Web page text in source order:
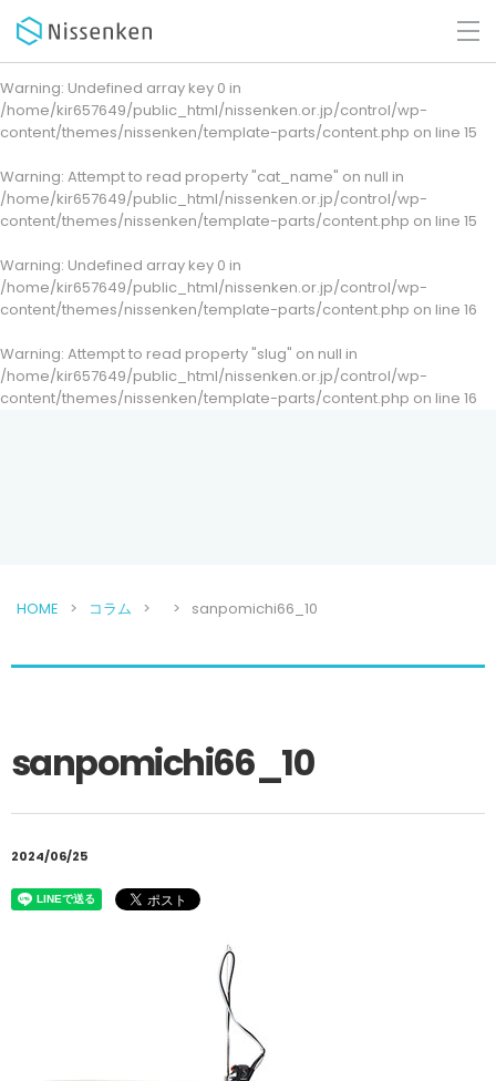
Warning: Undefined array key 0 in
/home/kir657649/public_html/nissenken.or.jp/control/wp-
content/themes/nissenken/template-parts/content.php on line 15
Warning: Attempt to read property "cat_name" on null in
/home/kir657649/public_html/nissenken.or.jp/control/wp-
content/themes/nissenken/template-parts/content.php on line 15
Warning: Undefined array key 0 in
/home/kir657649/public_html/nissenken.or.jp/control/wp-
content/themes/nissenken/template-parts/content.php on line 16
Warning: Attempt to read property "slug" on null in
/home/kir657649/public_html/nissenken.or.jp/control/wp-
content/themes/nissenken/template-parts/content.php on line 16
HOME コラム sanpomichi66_10
sanpomichi66_10
2024/06/25